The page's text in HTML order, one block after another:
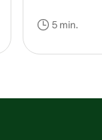
ouphenes/
souffrent que
mois et parfois
5 min.